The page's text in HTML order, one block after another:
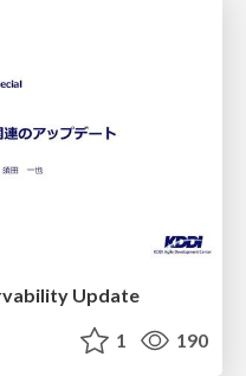
Update
1 190